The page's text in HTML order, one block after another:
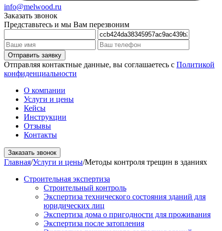
info@melwood.ru
Заказать звонок
Представьтесь и мы Вам перезвоним
Отправляя контактные данные, вы соглашаетесь с Политикой
конфиденциальности
О компании
Услуги и цены
Кейсы
Инструкции
Отзывы
Контакты
Заказать звонок
Главная/Услуги и цены/Методы контроля трещин в зданиях
Строительная экспертиза
Строительный контроль
Экспертиза технического состояния зданий для
юридических лиц
Экспертиза дома о пригодности для проживания
Экспертиза после затопления